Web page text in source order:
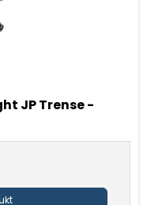
JP Trense -